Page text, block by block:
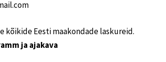
kõikide Eesti maakondade laskureid.
ja ajakava